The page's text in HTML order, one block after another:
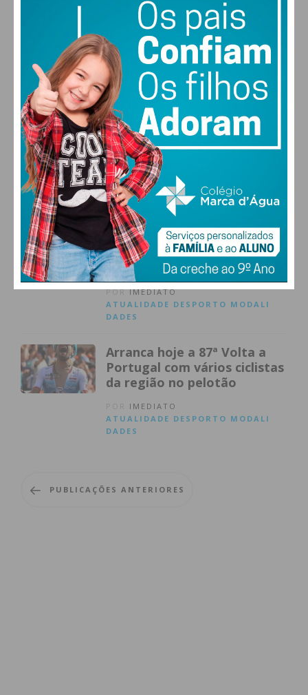
Francisco Campos vence 1.ª
etapa da Volta a Portugal e
Rui Oliveira veste a Camisola
Amarela
POR
IMEDIATO
ATUALIDADE
DESPORTO
DADES
Bruno Silva fora da Volta a
Portugal após 15 edições
consecutivas: «É impossível
esconder a desilusão»
PORIMEDIATO
ATUALIDADE DESPORTO MODALI
DADES
Julius Johansen vence
prólogo em Lisboa e veste a
primeira camisola amarela
da Volta a Portugal
PORIMEDIATO
ATUALIDADE DESPORTO MODALI
DADES
Arranca hoje a 87ª Volta a
Portugal com vários ciclistas
da região no pelotão
IMEDIATO
ATUALIDADE DESPORTO MODALI
DADES
PUBLICAÇÕES ANTERIORES